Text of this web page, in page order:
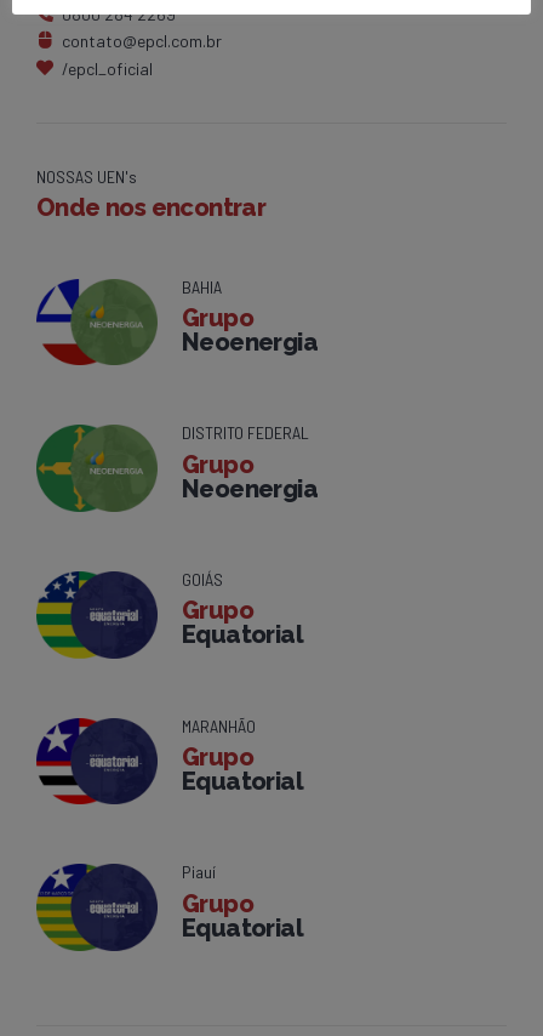
0800 284 2269
contato@epcl.com.br
/epcl_oficial
NOSSAS UEN's
Onde nos encontrar
BAHIA
Grupo
Neoenergia
DISTRITO FEDERAL
Grupo
Neoenergia
GOIÁS
Grupo
Equatorial
MARANHÃO
Grupo
Equatorial
Piauí
Grupo
Equatorial